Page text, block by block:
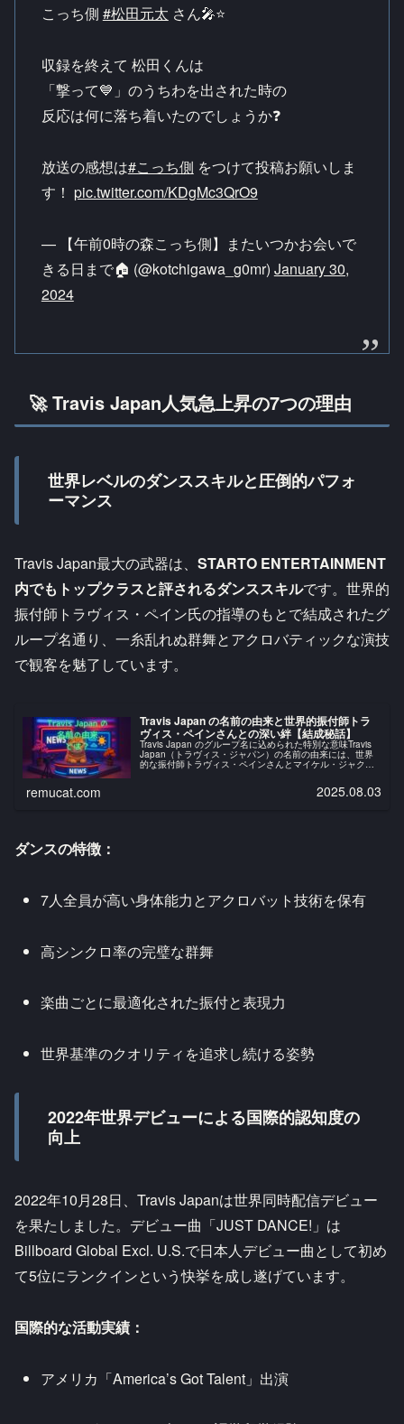
こっち側 #松田元太 さん🎤⭐️
収録を終えて 松田くんは
「撃って💙」のうちわを出された時の
反応は何に落ち着いたのでしょうか❓
放送の感想は#こっち側 をつけて投稿お願いしま
す！ pic.twitter.com/KDgMc3QrO9
— 【午前0時の森こっち側】またいつかお会いで
きる日まで🏠 (@kotchigawa_g0mr) January 30,
2024
🚀 Travis Japan人気急上昇の7つの理由
世界レベルのダンススキルと圧倒的パフォ
ーマンス
Travis Japan最大の武器は、 STARTO ENTERTAINMENT
内でもトップクラスと評されるダンススキルです。世界的
振付師トラヴィス・ペイン氏の指導のもとで結成されたグ
ループ名通り、一糸乱れぬ群舞とアクロバティックな演技
で観客を魅了しています。
Travis Japan の名前の由来と世界的振付師トラ
ヴィス・ペインさんとの深い絆【結成秘話】
Travis Japan のグループ名に込められた特別な意味Travis
Japan（トラヴィス・ジャパン）の名前の由来には、世界
的な振付師トラヴィス・ペインさんとマイケル・ジャクソ
remucat.com 2025.08.03
ダンスの特徴：
7人全員が高い身体能力とアクロバット技術を保有
高シンクロ率の完璧な群舞
楽曲ごとに最適化された振付と表現力
世界基準のクオリティを追求し続ける姿勢
2022年世界デビューによる国際的認知度の
向上
2022年10月28日、Travis Japanは世界同時配信デビュー
を果たしました。デビュー曲「JUST DANCE!」は
Billboard Global Excl. U.S.で日本人デビュー曲として初め
て5位にランクインという快挙を成し遂げています。
国際的な活動実績：
アメリカ「America’s Got Talent」出演